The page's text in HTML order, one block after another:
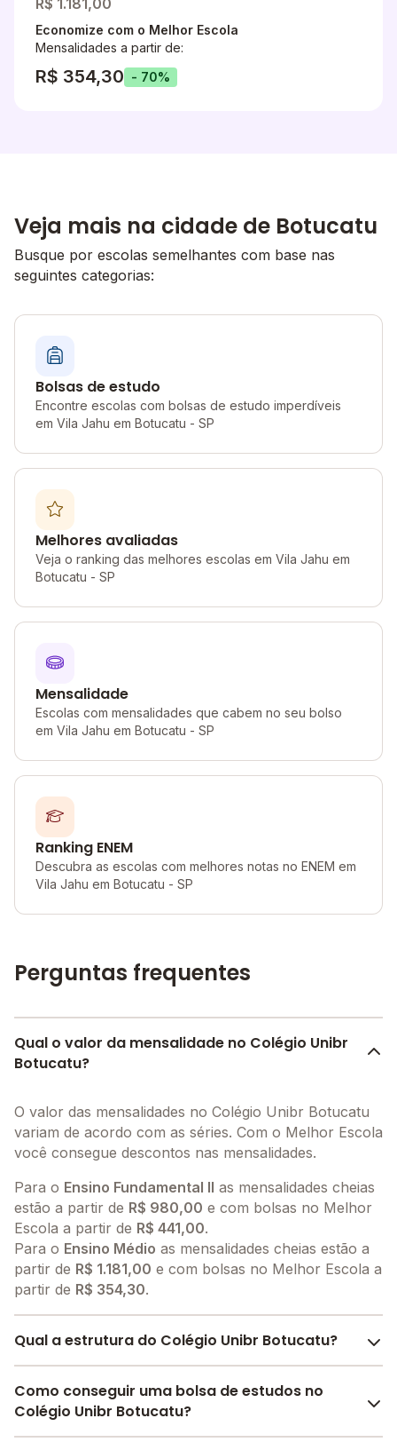
R$ 1.181,00
Economize com o Melhor Escola
Mensalidades a partir de:
R$ 354,30 - 70%
Veja mais na cidade de Botucatu
Busque por escolas semelhantes com base nas
seguintes categorias:
Bolsas de estudo
Encontre escolas com bolsas de estudo imperdíveis
em Vila Jahu em Botucatu - SP
Melhores avaliadas
Veja o ranking das melhores escolas em Vila Jahu em
Botucatu - SP
Mensalidade
Escolas com mensalidades que cabem no seu bolso
em Vila Jahu em Botucatu - SP
Ranking ENEM
Descubra as escolas com melhores notas no ENEM em
Vila Jahu em Botucatu - SP
Perguntas frequentes
Qual o valor da mensalidade no Colégio Unibr
Botucatu?
O valor das mensalidades no Colégio Unibr Botucatu
variam de acordo com as séries. Com o Melhor Escola
você consegue descontos nas mensalidades.
Para o Ensino Fundamental II as mensalidades cheias
estão a partir de R$ 980,00 e com bolsas no Melhor
Escola a partir de R$ 441,00.
Para o Ensino Médio as mensalidades cheias estão a
partir de R$ 1.181,00 e com bolsas no Melhor Escola a
partir de R$ 354,30.
Qual a estrutura do Colégio Unibr Botucatu?
O Colégio Unibr Botucatu oferece toda a estrutura
necessária para o conforto e desenvolvimento
Como conseguir uma bolsa de estudos no
Colégio Unibr Botucatu?